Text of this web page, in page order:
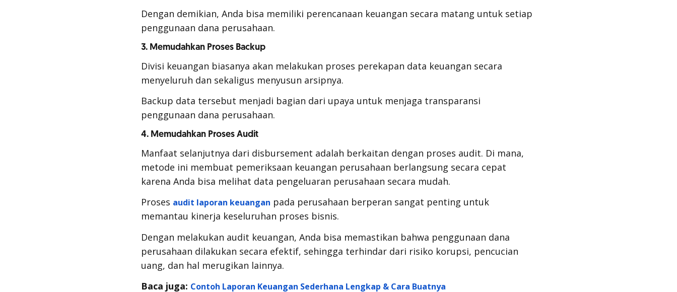
Dengan demikian, Anda bisa memiliki perencanaan keuangan secara matang untuk setiap
penggunaan dana perusahaan.
3. Memudahkan Proses Backup
Divisi keuangan biasanya akan melakukan proses perekapan data keuangan secara
menyeluruh dan sekaligus menyusun arsipnya.
Backup data tersebut menjadi bagian dari upaya untuk menjaga transparansi
penggunaan dana perusahaan.
4. Memudahkan Proses Audit
Manfaat selanjutnya dari disbursement adalah berkaitan dengan proses audit. Di mana,
metode ini membuat pemeriksaan keuangan perusahaan berlangsung secara cepat
karena Anda bisa melihat data pengeluaran perusahaan secara mudah.
Proses audit laporan keuangan pada perusahaan berperan sangat penting untuk
memantau kinerja keseluruhan proses bisnis.
Dengan melakukan audit keuangan, Anda bisa memastikan bahwa penggunaan dana
perusahaan dilakukan secara efektif, sehingga terhindar dari risiko korupsi, pencucian
uang, dan hal merugikan lainnya.
Baca juga: Contoh Laporan Keuangan Sederhana Lengkap & Cara Buatnya